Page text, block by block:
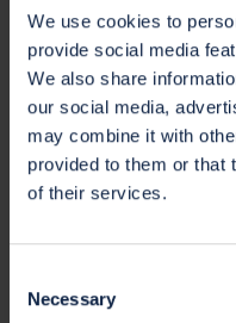
We use cookies to
provide social media
We also share
our social media,
may combine it with
provided to them or that
of their services.
Selection
Necessary
zich aan te sluiten bij
voorzien van de
nodig zijn om een
efficiëntie en
Voor meer informatie
contact opnemen via
Deere & Company